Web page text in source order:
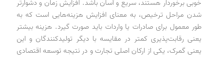
خوبی برخوردار هستند، سریع و آسان باشد. افزایش زمان و دشوارتر
شدن مراحل ترخیص، به معنای افزایش هزینه‌هایی است که به
طور معمول برای صادرات یا واردات باید صورت گیرد. هزینه بیشتر
یعنی رقابت‌پذیری کمتر در مقایسه با دیگر تولیدکنندگان و این
یعنی گمرک، یکی از ارکان اصلی تجارت و در نتیجه توسعه اقتصادی